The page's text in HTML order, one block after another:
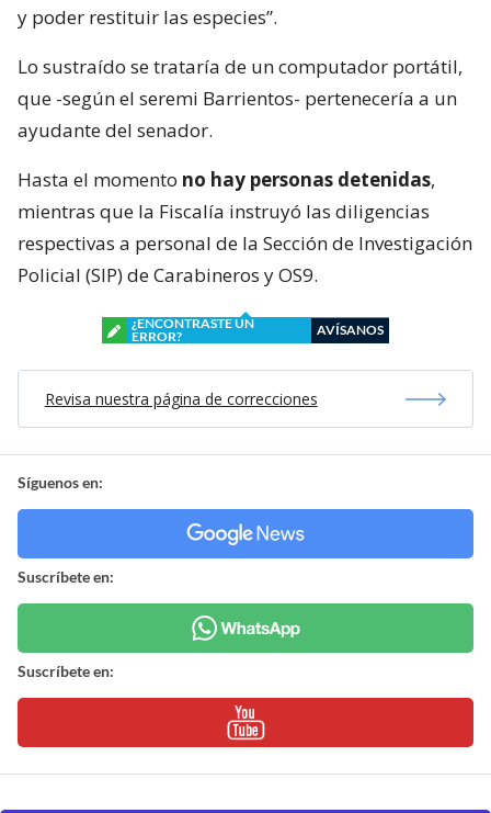
y poder restituir las especies”.
Lo sustraído se trataría de un computador portátil,
que -según el seremi Barrientos- pertenecería a un
ayudante del senador.
Hasta el momento no hay personas detenidas,
mientras que la Fiscalía instruyó las diligencias
respectivas a personal de la Sección de Investigación
Policial (SIP) de Carabineros y OS9.
¿ENCONTRASTE UN
ERROR?
AVÍSANOS
Revisa nuestra página de correcciones
Síguenos en:
Suscríbete en:
Suscríbete en: